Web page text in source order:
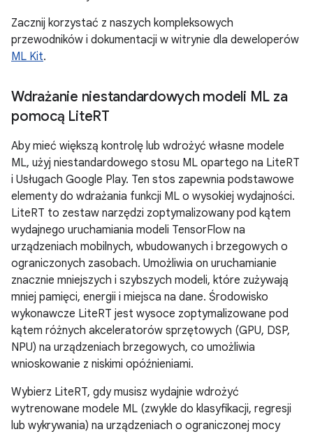
Zacznij korzystać z naszych kompleksowych
przewodników i dokumentacji w witrynie dla deweloperów
ML Kit.
Wdrażanie niestandardowych modeli ML za
pomocą LiteRT
Aby mieć większą kontrolę lub wdrożyć własne modele
ML, użyj niestandardowego stosu ML opartego na LiteRT
i Usługach Google Play. Ten stos zapewnia podstawowe
elementy do wdrażania funkcji ML o wysokiej wydajności.
LiteRT to zestaw narzędzi zoptymalizowany pod kątem
wydajnego uruchamiania modeli TensorFlow na
urządzeniach mobilnych, wbudowanych i brzegowych o
ograniczonych zasobach. Umożliwia on uruchamianie
znacznie mniejszych i szybszych modeli, które zużywają
mniej pamięci, energii i miejsca na dane. Środowisko
wykonawcze LiteRT jest wysoce zoptymalizowane pod
kątem różnych akceleratorów sprzętowych (GPU, DSP,
NPU) na urządzeniach brzegowych, co umożliwia
wnioskowanie z niskimi opóźnieniami.
Wybierz LiteRT, gdy musisz wydajnie wdrożyć
wytrenowane modele ML (zwykle do klasyfikacji, regresji
lub wykrywania) na urządzeniach o ograniczonej mocy